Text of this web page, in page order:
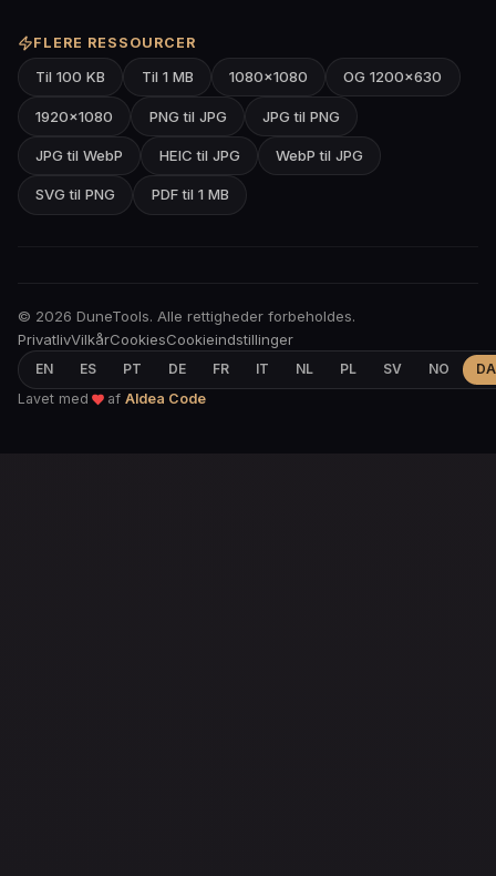
FLERE RESSOURCER
Til 100 KB Til 1 MB 1080×1080 OG 1200×630
1920×1080 PNG til JPG JPG til PNG
JPG til WebP HEIC til JPG WebP til JPG
SVG til PNG PDF til 1 MB
© 2026 DuneTools. Alle rettigheder forbeholdes.
PrivatlivVilkårCookiesCookieindstillinger
EN ES PT DE FR IT NL PL SV NO
DA
Lavet med
af Aldea Code